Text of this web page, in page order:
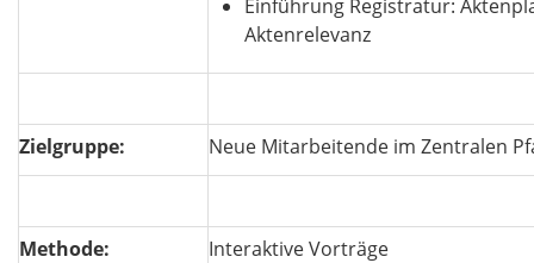
Einführung Registratur:
Aktenrelevanz
Zielgruppe: Neue Mitarbeitende im Zentralen
Methode: Interaktive Vorträge